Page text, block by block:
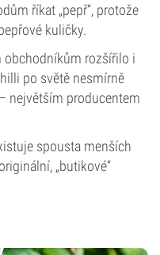
říkat „pepř“, protože
kuličky.
obchodníkům rozšířilo i
po světě nesmírně
největším producentem
spousta menších
„butikové“